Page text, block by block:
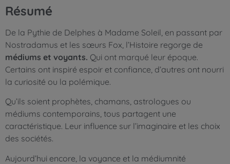
Résumé
De la Pythie de Delphes à Madame Soleil, en passant par
Nostradamus et les sœurs Fox, l’Histoire regorge de
médiums et voyants. Qui ont marqué leur époque.
Certains ont inspiré espoir et confiance, d’autres ont nourri
la curiosité ou la polémique.
Qu’ils soient prophètes, chamans, astrologues ou
médiums contemporains, tous partagent une
caractéristique. Leur influence sur l’imaginaire et les choix
des sociétés.
Aujourd’hui encore, la voyance et la médiumnité